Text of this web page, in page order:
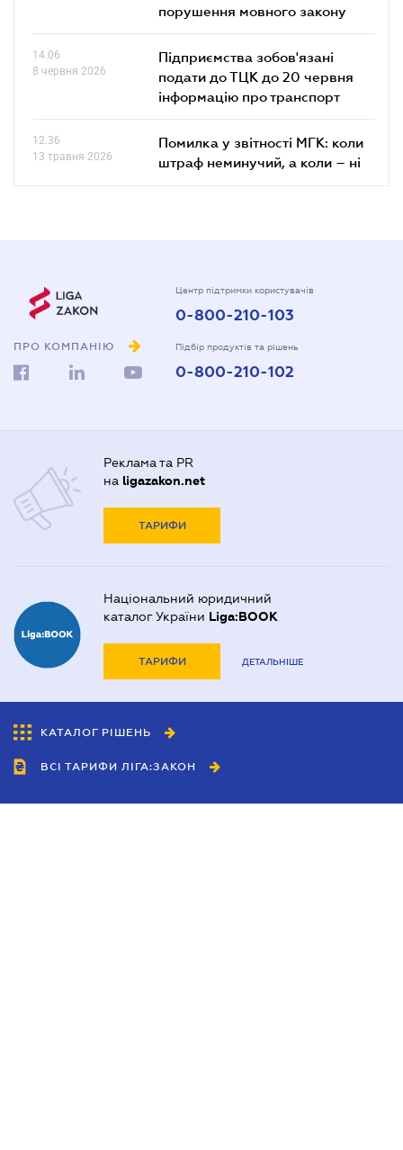
порушення мовного закону
14.06
8 червня 2026
Підприємства зобов'язані
подати до ТЦК до 20 червня
інформацію про транспорт
12.36
13 травня 2026
Помилка у звітності МГК: коли
штраф неминучий, а коли – ні
ПРО КОМПАНІЮ
Центр підтримки користувачів
0-800-210-103
Підбір продуктів та рішень
0-800-210-102
Реклама та PR
на ligazakon.net
ТАРИФИ
Національний юридичний
каталог України Liga:BOOK
ТАРИФИ ДЕТАЛЬНІШЕ
КАТАЛОГ РІШЕНЬ
ВСІ ТАРИФИ ЛІГА:ЗАКОН